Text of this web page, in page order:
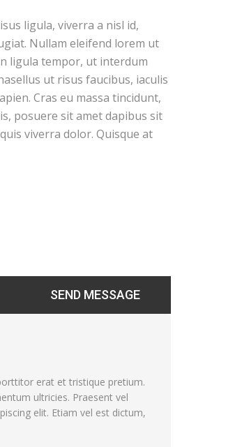
ligula, viverra a nisl id,
Nullam eleifend lorem ut
ligula tempor, ut interdum
ut risus faucibus, iaculis
Cras eu massa tincidunt,
posuere sit amet dapibus sit
viverra dolor. Quisque at
SEND MESSAGE
erat et tristique pretium.
ultricies. Praesent vel
elit. Etiam vel est dictum,